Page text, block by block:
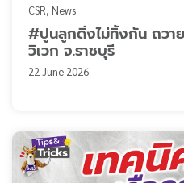
CSR News
#ปูนลูกดิ่งไม่ทิ้งกัน ถวา
วิเวก จ.ราชบุรี
22 June 2026